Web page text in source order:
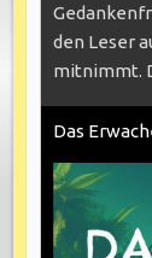
den Leser
mitnimmt.
Das